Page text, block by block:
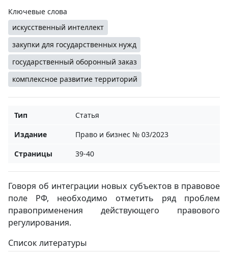
Ключевые слова
искусственный интеллект
закупки для государственных нужд
государственный оборонный заказ
комплексное развитие территорий
Тип
Статья
Издание
Право и бизнес № 03/2023
Страницы
39-40
Говоря об интеграции новых субъектов в правовое
поле РФ, необходимо отметить ряд проблем
правоприменения действующего правового
регулирования.
Список литературы